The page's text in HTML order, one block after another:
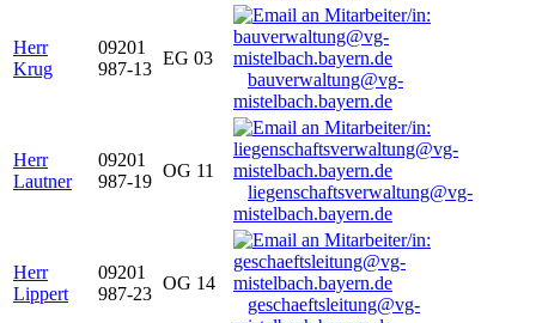
Herr
Krug
09201
987-13
EG 03
bauverwaltung@vg-
mistelbach.bayern.de
Herr
Lautner
09201
987-19
OG 11
liegenschaftsverwaltung@vg-
mistelbach.bayern.de
Herr
Lippert
09201
987-23
OG 14
geschaeftsleitung@vg-